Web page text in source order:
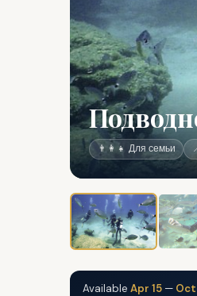
👨‍👩‍👧 Для семьи
Available Apr 15 —